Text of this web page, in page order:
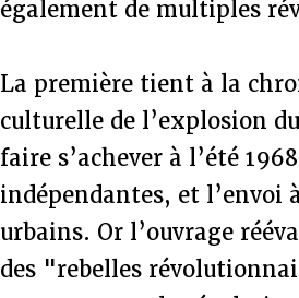
également de multiples
La première tient à la
culturelle de l’explosion
faire s’achever à l’été
indépendantes, et l’envoi
urbains. Or l’ouvrage
des "rebelles